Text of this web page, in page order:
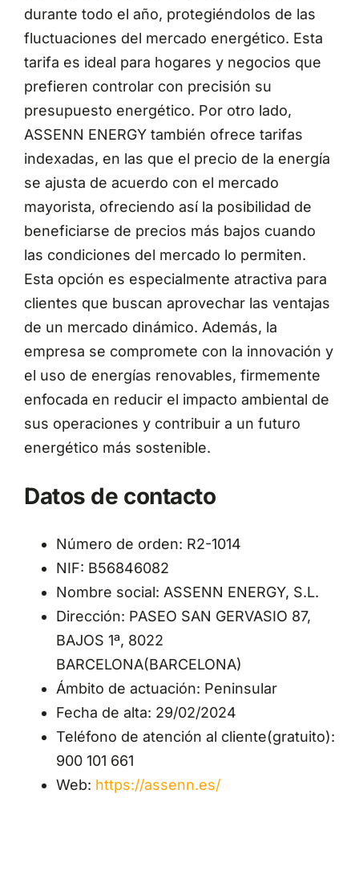
durante todo el año, protegiéndolos de las
fluctuaciones del mercado energético. Esta
tarifa es ideal para hogares y negocios que
prefieren controlar con precisión su
presupuesto energético. Por otro lado,
ASSENN ENERGY también ofrece tarifas
indexadas, en las que el precio de la energía
se ajusta de acuerdo con el mercado
mayorista, ofreciendo así la posibilidad de
beneficiarse de precios más bajos cuando
las condiciones del mercado lo permiten.
Esta opción es especialmente atractiva para
clientes que buscan aprovechar las ventajas
de un mercado dinámico. Además, la
empresa se compromete con la innovación y
el uso de energías renovables, firmemente
enfocada en reducir el impacto ambiental de
sus operaciones y contribuir a un futuro
energético más sostenible.
Datos de contacto
Número de orden: R2-1014
NIF: B56846082
Nombre social: ASSENN ENERGY, S.L.
Dirección: PASEO SAN GERVASIO 87,
BAJOS 1ª, 8022
BARCELONA(BARCELONA)
Ámbito de actuación: Peninsular
Fecha de alta: 29/02/2024
Teléfono de atención al cliente(gratuito):
900 101 661
Web: https://assenn.es/